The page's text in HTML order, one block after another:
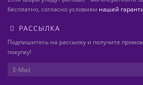
бесплатно, согласно условиям нашей
РАССЫЛКА
Подпишитесь на рассылку и получите
покупку!